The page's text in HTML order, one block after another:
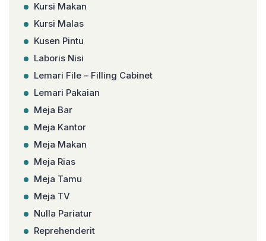
Kursi Makan
Kursi Malas
Kusen Pintu
Laboris Nisi
Lemari File – Filling Cabinet
Lemari Pakaian
Meja Bar
Meja Kantor
Meja Makan
Meja Rias
Meja Tamu
Meja TV
Nulla Pariatur
Reprehenderit